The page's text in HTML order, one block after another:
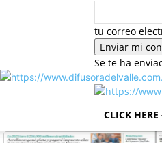
tu correo
Se te ha
CLICK